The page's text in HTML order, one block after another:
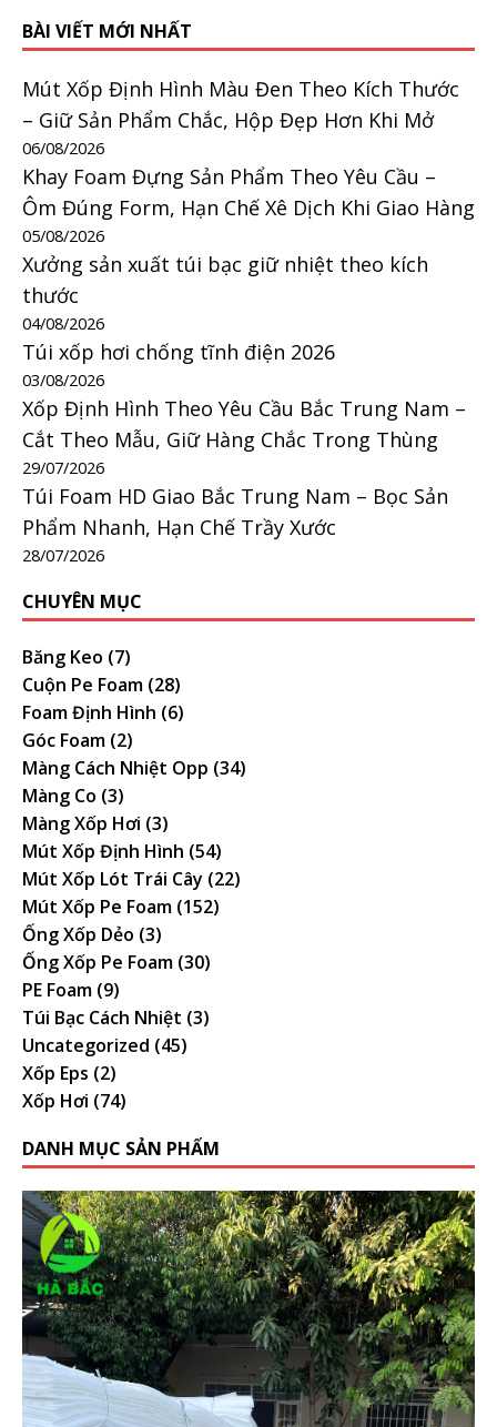
BÀI VIẾT MỚI NHẤT
Mút Xốp Định Hình Màu Đen Theo Kích Thước
– Giữ Sản Phẩm Chắc, Hộp Đẹp Hơn Khi Mở
06/08/2026
Khay Foam Đựng Sản Phẩm Theo Yêu Cầu –
Ôm Đúng Form, Hạn Chế Xê Dịch Khi Giao Hàng
05/08/2026
Xưởng sản xuất túi bạc giữ nhiệt theo kích
thước
04/08/2026
Túi xốp hơi chống tĩnh điện 2026
03/08/2026
Xốp Định Hình Theo Yêu Cầu Bắc Trung Nam –
Cắt Theo Mẫu, Giữ Hàng Chắc Trong Thùng
29/07/2026
Túi Foam HD Giao Bắc Trung Nam – Bọc Sản
Phẩm Nhanh, Hạn Chế Trầy Xước
28/07/2026
CHUYÊN MỤC
Băng Keo (7)
Cuộn Pe Foam (28)
Foam Định Hình (6)
Góc Foam (2)
Màng Cách Nhiệt Opp (34)
Màng Co (3)
Màng Xốp Hơi (3)
Mút Xốp Định Hình (54)
Mút Xốp Lót Trái Cây (22)
Mút Xốp Pe Foam (152)
Ống Xốp Dẻo (3)
Ống Xốp Pe Foam (30)
PE Foam (9)
Túi Bạc Cách Nhiệt (3)
Uncategorized (45)
Xốp Eps (2)
Xốp Hơi (74)
DANH MỤC SẢN PHẨM